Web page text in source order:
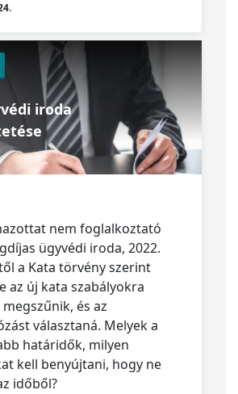
iroda
nem foglalkoztató
ügyvédi iroda, 2022.
a Kata törvény szerint
az új kata szabályokra
és az
választaná. Melyek a
határidők, milyen
kell benyújtani, hogy ne
időből?